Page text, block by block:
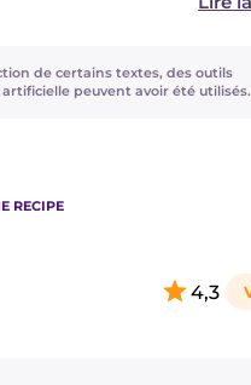
pouvez les omettre.
de certains textes, des outils
peuvent avoir été utilisés.
RECIPE
4,3